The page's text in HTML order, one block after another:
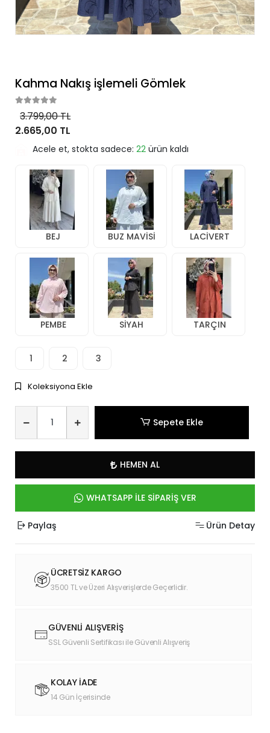
Kahma Nakış işlemeli Gömlek
3.799,00 TL
2.665,00 TL
Acele et, stokta sadece: 22 ürün kaldı
BEJ BUZ MAVİSİ LACİVERT
PEMBE SİYAH TARÇIN
1 2 3
Koleksiyona Ekle
Sepete Ekle
HEMEN AL
WHATSAPP İLE SİPARİŞ VER
Paylaş Ürün Detay
ÜCRETSİZ KARGO
3500 TL ve Üzeri Alışverişlerde Geçerlidir.
GÜVENLİ ALIŞVERİŞ
SSL Güvenli Sertifikası ile Güvenli Alışveriş
KOLAY İADE
14 Gün İçerisinde